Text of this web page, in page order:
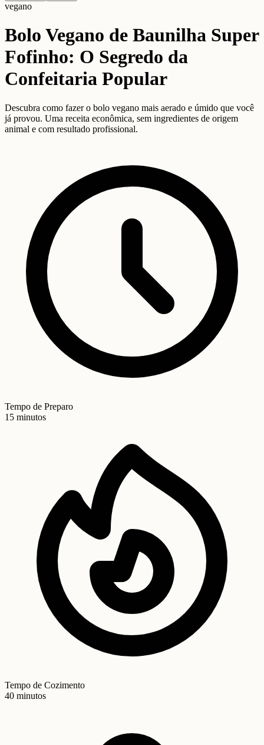
vegano
Bolo Vegano de Baunilha Super
Fofinho: O Segredo da
Confeitaria Popular
Descubra como fazer o bolo vegano mais aerado e úmido que você
já provou. Uma receita econômica, sem ingredientes de origem
animal e com resultado profissional.
Tempo de Preparo
15 minutos
Tempo de Cozimento
40 minutos